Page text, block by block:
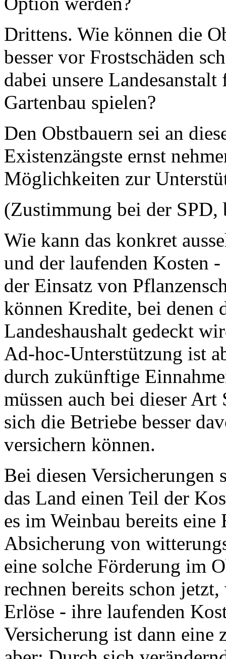
Drittens. Wie können die
besser vor Frostschäden
dabei unsere
Gartenbau spielen?
Den Obstbauern sei an
Existenzängste ernst
Möglichkeiten zur
(Zustimmung bei der
Wie kann das konkret
und der laufenden Kosten
der Einsatz von
können Kredite, bei denen
Landeshaushalt gedeckt
Ad-hoc-Unterstützung ist
durch zukünftige
müssen auch bei dieser
sich die Betriebe besser
versichern können.
Bei diesen
das Land einen Teil der
es im Weinbau bereits
Absicherung von
eine solche Förderung im
rechnen bereits schon
Erlöse - ihre laufenden
Versicherung ist dann eine